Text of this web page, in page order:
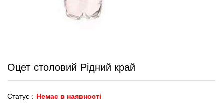
Оцет столовий Рідний край
Статус : Немає в наявності